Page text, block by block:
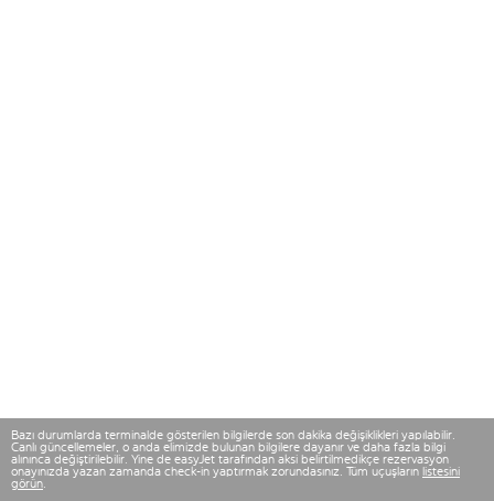
Bazı durumlarda terminalde gösterilen bilgilerde son dakika değişiklikleri yapılabilir.
Canlı güncellemeler, o anda elimizde bulunan bilgilere dayanır ve daha fazla bilgi
alınınca değiştirilebilir. Yine de easyJet tarafından aksi belirtilmedikçe rezervasyon
onayınızda yazan zamanda check-in yaptırmak zorundasınız. Tüm uçuşların listesini
görün.